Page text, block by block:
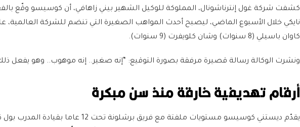
كشفت شركة غول إنترناشونال، المملوكة للوكيل الشهير بيني زاهافي، أن كوسيسو وقّع
نايكي خلال الأسبوع الماضي، ليصبح أحدث المواهب الصغيرة التي تنضم للشركة العالمية،
كاوان باسيلي (8 سنوات) وشان كلويفرت (9 سنوات).
ونشرت الوكالة رسالة قصيرة مرفقة بصورة التوقيع: “إنه صغير.. إنه موهوب.. وهو يفعل
أرقام تهديفية خارقة منذ سن مبكرة
يقدّم ديستني كوسيسو مستويات ملفتة مع فريق برشلونة تحت 12